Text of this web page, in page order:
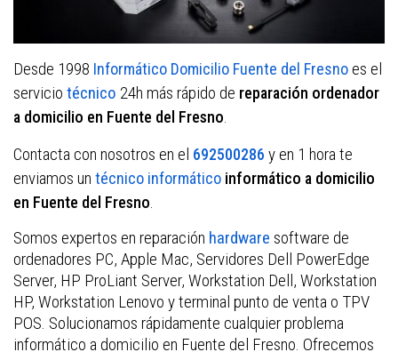
Desde 1998 Informático Domicilio Fuente del Fresno es el
servicio técnico 24h más rápido de reparación ordenador
a domicilio en Fuente del Fresno.
Contacta con nosotros en el 692500286 y en 1 hora te
enviamos un técnico informático informático a domicilio
en Fuente del Fresno.
Somos expertos en reparación hardware software de
ordenadores PC, Apple Mac, Servidores Dell PowerEdge
Server, HP ProLiant Server, Workstation Dell, Workstation
HP, Workstation Lenovo y terminal punto de venta o TPV
POS. Solucionamos rápidamente cualquier problema
informático a domicilio en Fuente del Fresno. Ofrecemos